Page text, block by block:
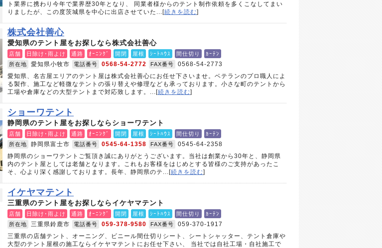
ト業界に携わり今年で業界歴30年となり、 同業者様からのテント制作依頼を多くこなしてまい
りましたが、この度茨城県を中心に出店させていた...[続きを読む]
株式会社善心
愛知県のテント屋をお探しなら株式会社善心
店舗 日除け･雨よけ 通路 ｵｰﾆﾝｸﾞ 開閉 屋根 ｼｰﾄﾊｳｽ 間仕切り
ｶｰﾃﾝ
所在地
愛知県小牧市 電話番号 0568-54-2772 FAX番号
0568-54-2773
愛知県、名古屋エリアのテント屋は株式会社善心にお任せ下さいませ。ベテランのプロ職人によ
る製作、施工など軽微なテントの張り替えや修理なども承っております。小さな町のテントから
工場や倉庫などの大型テントまで対応致します。...[続きを読む]
ショーワテント
静岡県のテント屋をお探しならショーワテント
店舗 日除け･雨よけ 通路 ｵｰﾆﾝｸﾞ 開閉 屋根 ｼｰﾄﾊｳｽ 間仕切り
ｶｰﾃﾝ
所在地
静岡県富士市 電話番号 0545-64-1358 FAX番号
0545-64-2358
静岡県のショーワテントご覧頂き誠にありがとうございます。当社は創業から30年と、静岡県
内のテント屋としては老舗となります。これもお客様をはじめとする皆様のご支持があったこ
そ、心より深く感謝しております。長年、静岡県のテ...[続きを読む]
イケヤマテント
三重県のテント屋をお探しならイケヤマテント
店舗 日除け･雨よけ 通路 ｵｰﾆﾝｸﾞ 開閉 屋根 ｼｰﾄﾊｳｽ 間仕切り
ｶｰﾃﾝ
所在地
三重県鈴鹿市 電話番号 059-378-9580 FAX番号
059-370-1917
三重県の店舗テント、オーニング、ビニール間仕切りシート、シートシャッター、テント倉庫や
大型のテント屋根の施工ならイケヤマテントにお任せ下さい、 当社では自社工場・自社施工で